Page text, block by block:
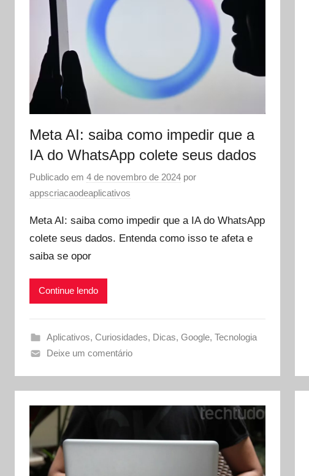
Meta AI: saiba como impedir que a
IA do WhatsApp colete seus dados
Publicado em 4 de novembro de 2024 por
appscriacaodeaplicativos
Meta AI: saiba como impedir que a IA do WhatsApp
colete seus dados. Entenda como isso te afeta e
saiba se opor
Continue lendo
Aplicativos, Curiosidades, Dicas, Google, Tecnologia
Deixe um comentário